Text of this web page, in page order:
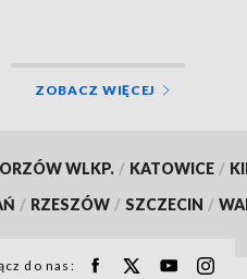
ZOBACZ WIĘCEJ
WLKP. / KATOWICE /
/ RZESZÓW / SZCZECIN /
do nas: